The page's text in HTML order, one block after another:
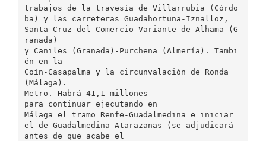
trabajos de la travesía de Villarrubia (Córdo
ba) y las carreteras Guadahortuna-Iznalloz,
Santa Cruz del Comercio-Variante de Alhama (G
ranada)
y Caniles (Granada)-Purchena (Almería). Tambi
én en la
Coín-Casapalma y la circunvalación de Ronda
(Málaga).
Metro. Habrá 41,1 millones
para continuar ejecutando en
Málaga el tramo Renfe-Guadalmedina e iniciar
el de Guadalmedina-Atarazanas (se adjudicará
antes de que acabe el